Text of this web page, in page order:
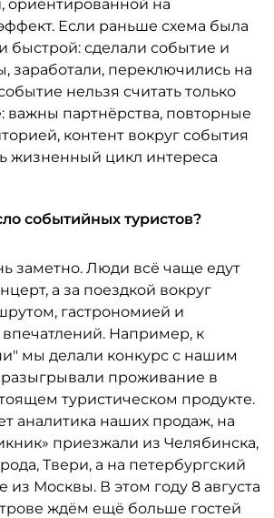
ориентированной на
Если раньше схема была
быстрой: сделали событие и
заработали, переключились на
нельзя считать только
важны партнёрства, повторные
контент вокруг события
жизненный цикл интереса
событийных туристов?
заметно. Люди всё чаще едут
а за поездкой вокруг
гастрономией и
Например, к
мы делали конкурс с нашим
разыгрывали проживание в
туристическом продукте.
аналитика наших продаж, на
приезжали из Челябинска,
Твери, а на петербургский
из Москвы. В этом году 8 августа
ждём ещё больше гостей